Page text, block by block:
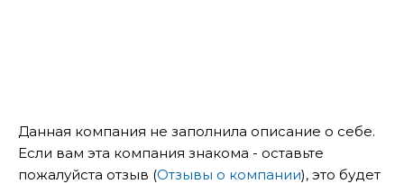
Данная компания не заполнила описание о себе.
Если вам эта компания знакома - оставьте
пожалуйста отзыв (Отзывы о компании), это будет